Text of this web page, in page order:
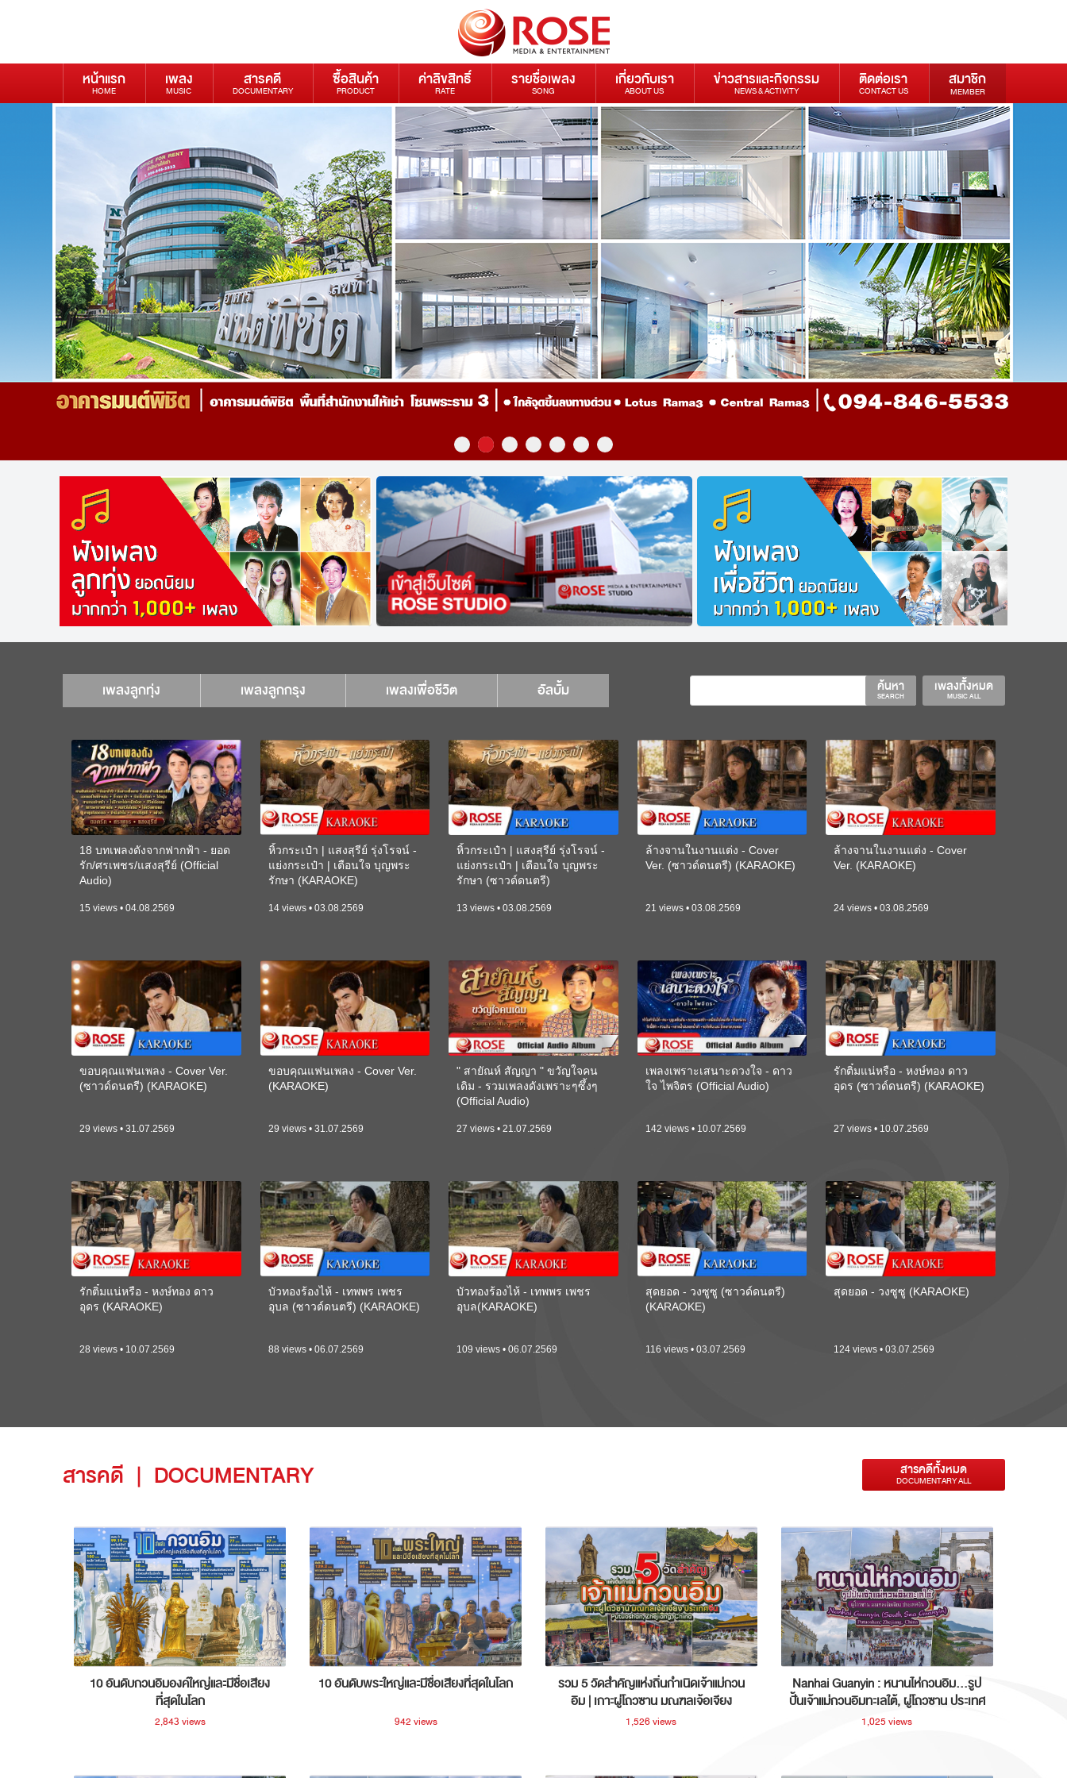
หน้าแรก
HOME
เพลง
MUSIC
สารคดี
DOCUMENTARY
ซื้อสินค้า
PRODUCT
ค่าลิขสิทธิ์
RATE
รายชื่อเพลง
SONG
เกี่ยวกับเรา
ABOUT US
ข่าวสารและกิจกรรม
NEWS & ACTIVITY
ติดต่อเรา
CONTACT US
สมาชิก
MEMBER
เพลงลูกทุ่ง เพลงลูกกรุง เพลงเพื่อชีวิต อัลบั้ม เพลงทั้งหมด
MUSIC ALL
ค้นหา
SEARCH
18 บทเพลงดังจากฟากฟ้า - ยอด
รัก/ศรเพชร/แสงสุรีย์ (Official
Audio)
15 views • 04.08.2569
หิ้วกระเป๋า | แสงสุรีย์ รุ่งโรจน์ -
แย่งกระเป๋า | เตือนใจ บุญพระ
รักษา (KARAOKE)
14 views • 03.08.2569
หิ้วกระเป๋า | แสงสุรีย์ รุ่งโรจน์ -
แย่งกระเป๋า | เตือนใจ บุญพระ
รักษา (ซาวด์ดนตรี)
13 views • 03.08.2569
ล้างจานในงานแต่ง - Cover
Ver. (ซาวด์ดนตรี) (KARAOKE)
21 views • 03.08.2569
ล้างจานในงานแต่ง - Cover
Ver. (KARAOKE)
24 views • 03.08.2569
ขอบคุณแฟนเพลง - Cover Ver.
(ซาวด์ดนตรี) (KARAOKE)
29 views • 31.07.2569
ขอบคุณแฟนเพลง - Cover Ver.
(KARAOKE)
29 views • 31.07.2569
" สายัณห์ สัญญา " ขวัญใจคน
เดิม - รวมเพลงดังเพราะๆซึ้งๆ
(Official Audio)
27 views • 21.07.2569
เพลงเพราะเสนาะดวงใจ - ดาว
ใจ ไพจิตร (Official Audio)
142 views • 10.07.2569
รักติ๋มแน่หรือ - หงษ์ทอง ดาว
อุดร (ซาวด์ดนตรี) (KARAOKE)
27 views • 10.07.2569
รักติ๋มแน่หรือ - หงษ์ทอง ดาว
อุดร (KARAOKE)
28 views • 10.07.2569
บัวทองร้องไห้ - เทพพร เพชร
อุบล (ซาวด์ดนตรี) (KARAOKE)
88 views • 06.07.2569
บัวทองร้องไห้ - เทพพร เพชร
อุบล(KARAOKE)
109 views • 06.07.2569
สุดยอด - วงซูซู (ซาวด์ดนตรี)
(KARAOKE)
116 views • 03.07.2569
สุดยอด - วงซูซู (KARAOKE)
124 views • 03.07.2569
สารคดี | DOCUMENTARY สารคดีทั้งหมด
DOCUMENTARY ALL
10 อันดับกวนอิมองค์ใหญ่และมีชื่อเสียง
ที่สุดในโลก
2,843 views
10 อันดับพระใหญ่และมีชื่อเสียงที่สุดในโลก
942 views
รวม 5 วัดสำคัญแห่งถิ่นกำเนิดเจ้าแม่กวน
อิม | เกาะผู่โถวซาน มณฑลเจ้อเจียง
ประเทศจีน
1,526 views
Nanhai Guanyin : หนานไห่กวนอิม...รูป
ปั้นเจ้าแม่กวนอิมทะเลใต้, ผู่โถวซาน ประเทศ
จีน
1,025 views